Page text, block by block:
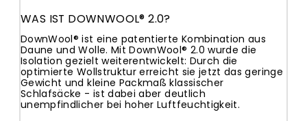
WAS IST DOWNWOOL® 2.0?
DownWool® ist eine patentierte Kombination aus
Daune und Wolle. Mit DownWool® 2.0 wurde die
Isolation gezielt weiterentwickelt: Durch die
optimierte Wollstruktur erreicht sie jetzt das geringe
Gewicht und kleine Packmaß klassischer
Schlafsäcke - ist dabei aber deutlich
unempfindlicher bei hoher Luftfeuchtigkeit.